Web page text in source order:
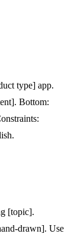
type] app.
Bottom:
[topic].
drawn]. Use